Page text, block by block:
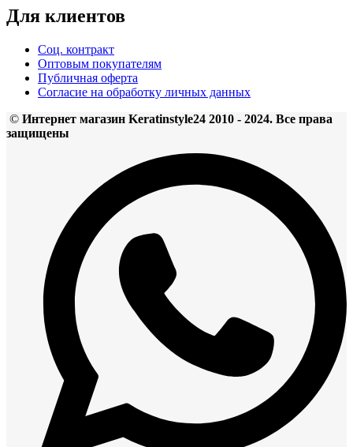
Для клиентов
Соц. контракт
Оптовым покупателям
Публичная оферта
Согласие на обработку личных данных
© Интернет магазин Keratinstyle24 2010 - 2024. Все права
защищены